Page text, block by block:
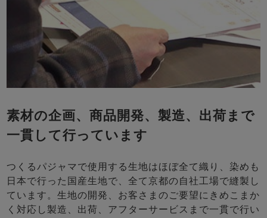
素材の企画、商品開発、製造、出荷まで
一貫して行っています
つくるパジャマで使用する生地はほぼ全て織り、染めも
日本で行った国産生地で、全て京都の自社工場で縫製し
ています。生地の開発、お客さまのご要望にきめこまか
く対応し製造、出荷、アフターサービスまで一貫で行い